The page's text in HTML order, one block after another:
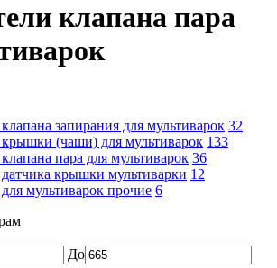
клапана пара
запирания для мультиварок 32
(чаши) для мультиварок 133
пара для мультиварок 36
крышки мультиварки 12
мультиварок прочие 6
До